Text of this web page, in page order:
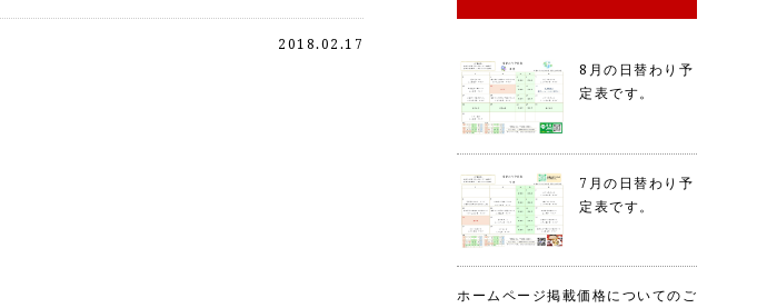
2018.02.17
8月の日替わり予
定表です。
7月の日替わり予
定表です。
ホームページ掲載価格についてのご